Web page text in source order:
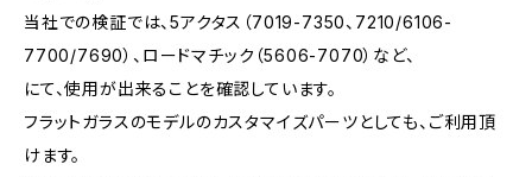
当社での検証では、5アクタス（7019-7350、7210/6106-
7700/7690）、ロードマチック（5606-7070）など、
にて、使用が出来ることを確認しています。
フラットガラスのモデルのカスタマイズパーツとしても、ご利用頂
けます。